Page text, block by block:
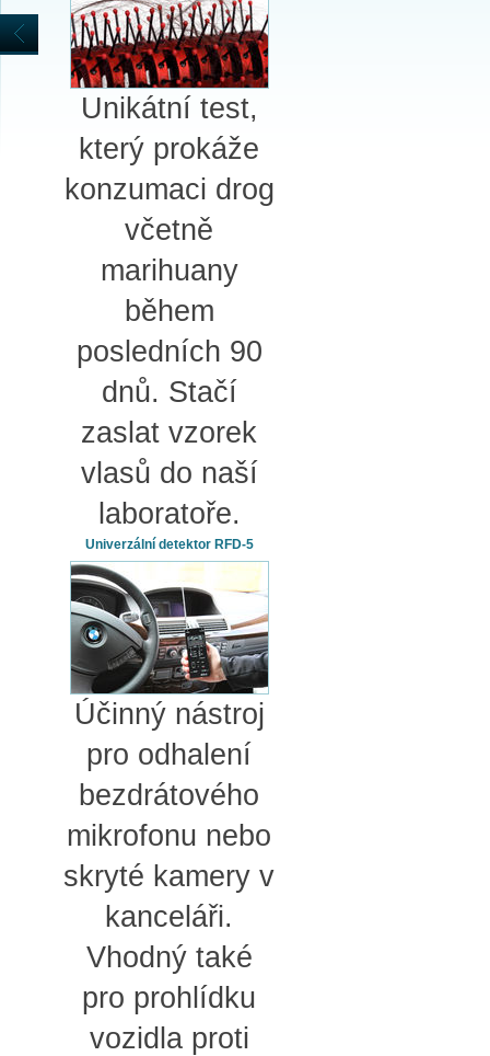
Unikátní test,
který prokáže
konzumaci drog
včetně
marihuany
během
posledních 90
dnů. Stačí
zaslat vzorek
vlasů do naší
laboratoře.
Univerzální detektor RFD-5
Účinný nástroj
pro odhalení
bezdrátového
mikrofonu nebo
skryté kamery v
kanceláři.
Vhodný také
pro prohlídku
vozidla proti